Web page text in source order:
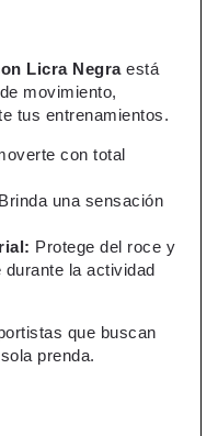
Licra Negraestá
movimiento,
tus entrenamientos.
con total
Brinda una sensación
Protege del roce y
la actividad
que buscan
prenda.